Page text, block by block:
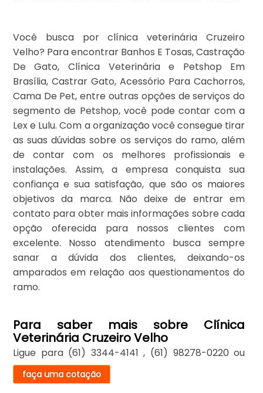
Você busca por clínica veterinária Cruzeiro
Velho? Para encontrar Banhos E Tosas, Castração
De Gato, Clínica Veterinária e Petshop Em
Brasília, Castrar Gato, Acessório Para Cachorros,
Cama De Pet, entre outras opções de serviços do
segmento de Petshop, você pode contar com a
Lex e Lulu. Com a organização você consegue tirar
as suas dúvidas sobre os serviços do ramo, além
de contar com os melhores profissionais e
instalações. Assim, a empresa conquista sua
confiança e sua satisfação, que são os maiores
objetivos da marca. Não deixe de entrar em
contato para obter mais informações sobre cada
opção oferecida para nossos clientes com
excelente. Nosso atendimento busca sempre
sanar a dúvida dos clientes, deixando-os
amparados em relação aos questionamentos do
ramo.
Para saber mais sobre Clínica
Veterinária Cruzeiro Velho
Ligue para (61) 3344-4141 , (61) 98278-0220 ou
faça uma cotação